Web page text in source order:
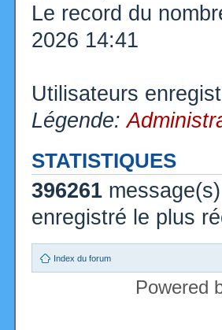
Le record du
2026 14:41
Utilisateurs
Légende:
STATISTIQUES
396261 message(s)
enregistré le plus
Index du forum
Powered